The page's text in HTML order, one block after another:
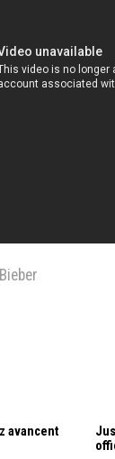
avancent